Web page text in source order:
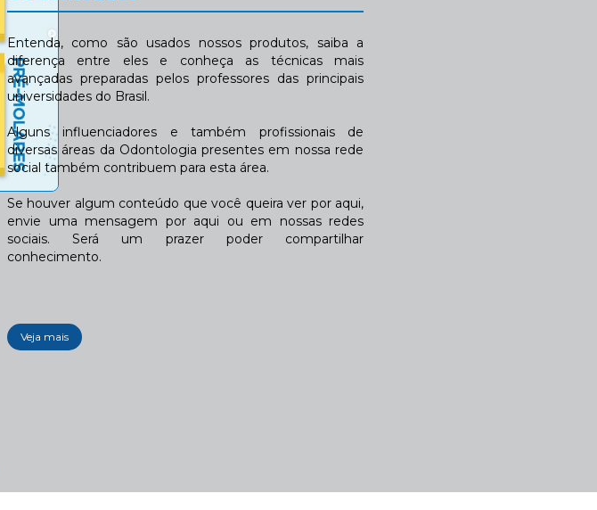
Entenda, como são usados nossos produtos, saiba a
diferença entre eles e conheça as técnicas mais
avançadas preparadas pelos professores das principais
universidades do Brasil.
Alguns influenciadores e também profissionais de
diversas áreas da Odontologia presentes em nossa rede
social também contribuem para esta área.
Se houver algum conteúdo que você queira ver por aqui,
envie uma mensagem por aqui ou em nossas redes
sociais. Será um prazer poder compartilhar
conhecimento.
Veja mais